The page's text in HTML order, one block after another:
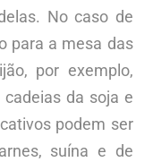
No caso de
para a mesa das
por exemplo,
da soja e
podem ser
suína e de